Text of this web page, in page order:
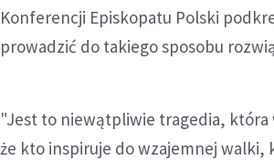
Konferencji Episkopatu Polski
prowadzić do takiego sposobu
"Jest to niewątpliwie tragedia, która
że kto inspiruje do wzajemnej walki,